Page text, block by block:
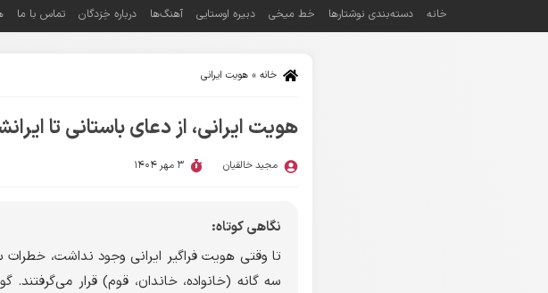
خانه » هویت ایرانی
هویت ایرانی، از دعای باستانی تا
مجید خالقیان 3 مهر 1404
نگاهی کوتاه:
تا وقتی هویت فراگیر ایرانی وجود نداشت،
سه گانه (خانواده، خاندان، قوم) قرار
خانه دسته‌بندی نوشتارها خط میخی دبیره اوستایی آهنگ‌ها درباره خِرَدگان تماس با ما